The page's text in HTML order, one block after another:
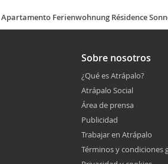
Apartamento Ferienwohnung Résidence
Sobre nosotros
¿Qué es Atrápalo?
Atrápalo Social
Área de prensa
Publicidad
Trabajar en Atrápalo
Términos y condiciones